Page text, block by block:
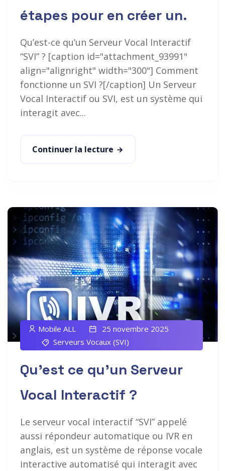
étapes pour en créer un.
Qu’est-ce qu’un Serveur Vocal Interactif
“SVI” ? [caption id="attachment_93991"
align="alignright" width="300"] Comment
fonctionne un SVI ?[/caption] Un Serveur
Vocal Interactif ou SVI, est un système qui
interagit avec...
Continuer la lecture
Mobile ALL
25 novembre 2025
Serveurs Vocaux (SVI)
Qu’est ce qu’un Serveur
Vocal Interactif ?
Le serveur vocal interactif “SVI” appelé
aussi répondeur automatique ou IVR en
anglais, est un système de réponse vocale
interactive automatisé qui interagit avec